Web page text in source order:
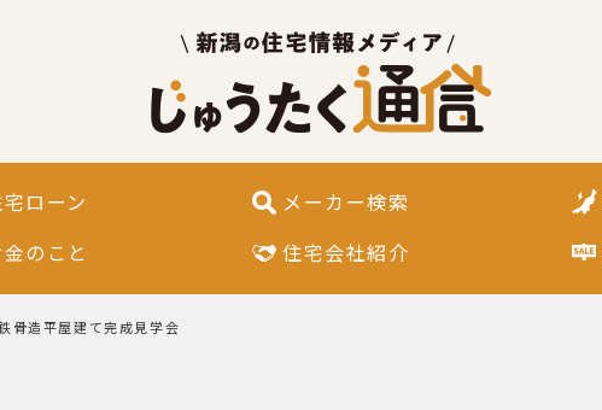
ローン
金のこと
メーカー検索
住宅会社紹介
骨造平屋建て完成見学会